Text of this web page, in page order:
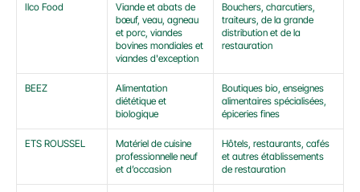
Ilco Food
Viande et abats de
bœuf, veau, agneau
et porc, viandes
bovines mondiales et
viandes d'exception
Bouchers, charcutiers,
traiteurs, de la grande
distribution et de la
restauration
BEEZ
Alimentation
diététique et
biologique
Boutiques bio, enseignes
alimentaires spécialisées,
épiceries fines
ETS ROUSSEL
Matériel de cuisine
professionnelle neuf
et d’occasion
Hôtels, restaurants, cafés
et autres établissements
de restauration